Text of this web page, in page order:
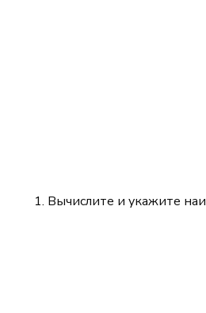
Вычислите и укажите